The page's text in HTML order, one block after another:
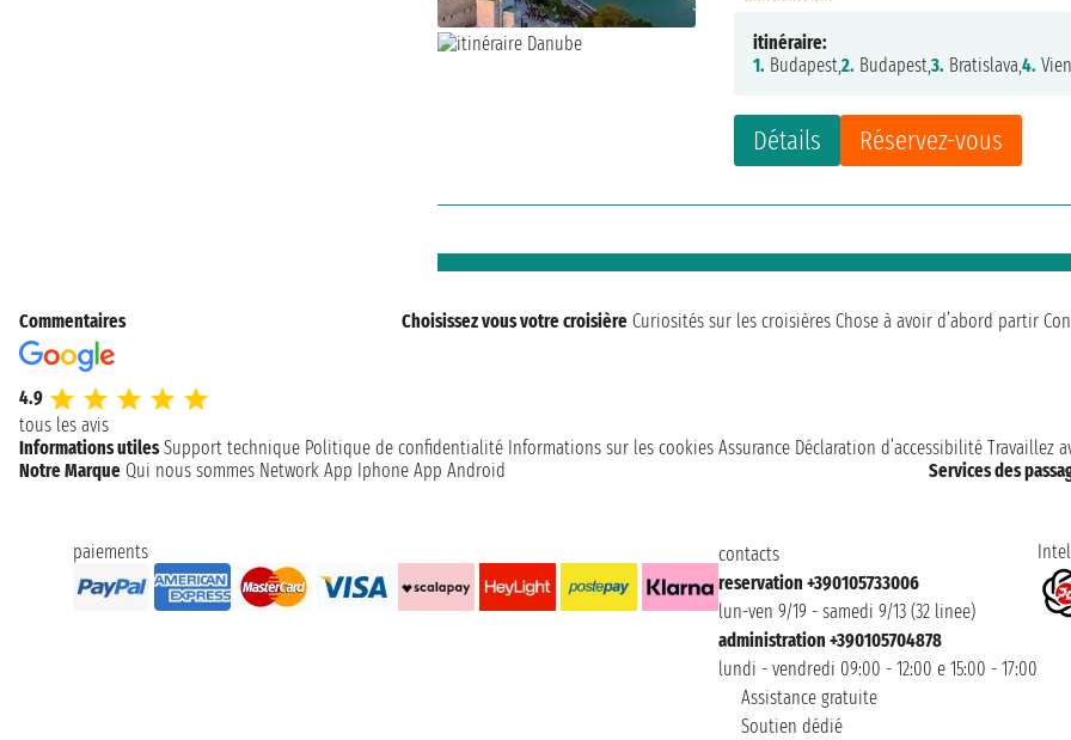
Détails Réservez-vous
itinéraire:
1. Budapest,2. Budapest,3. Bratislava,4.
Commentaires
4.9
tous les avis
Choisissez vous votre croisière Curiosités sur les croisières Chose à avoir d’abord partir
Informations utiles Support technique Politique de confidentialité Informations sur les cookies Assurance Déclaration d’accessibilité Travaillez
Notre Marque Qui nous sommes Network App Iphone App Android Services des
paiements
contacts
reservation +390105733006
lun-ven 9/19 - samedi 9/13 (32 linee)
administration +390105704878
lundi - vendredi 09:00 - 12:00 e 15:00 - 17:00
Assistance gratuite
Soutien dédié